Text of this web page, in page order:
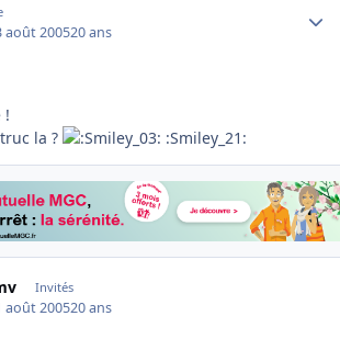
août 200520 ans
!
la ?
:Smiley_21:
Invités
août 200520 ans